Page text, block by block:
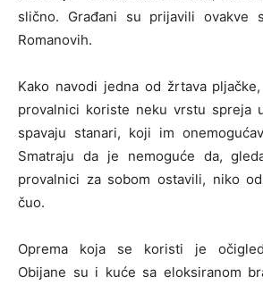
slično. Građani su prijavili ovakve
Romanovih.
Kako navodi jedna od žrtava
provalnici koriste neku vrstu spreja
spavaju stanari, koji im
Smatraju da je nemoguće da,
provalnici za sobom ostavili, niko
čuo.
Oprema koja se koristi je
Obijane su i kuće sa eloksiranom